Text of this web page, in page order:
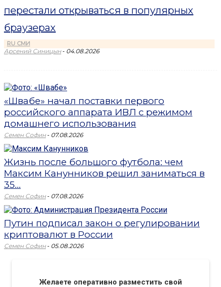
перестали открываться в популярных
браузерах
RU СМИ
Арсений Синицын - 04.08.2026
«Швабе» начал поставки первого
российского аппарата ИВЛ с режимом
домашнего использования
Семен Софин - 07.08.2026
Жизнь после большого футбола: чем
Максим Канунников решил заниматься в
35...
Семен Софин - 07.08.2026
Путин подписал закон о регулировании
криптовалют в России
Семен Софин - 05.08.2026
Желаете оперативно разместить свой